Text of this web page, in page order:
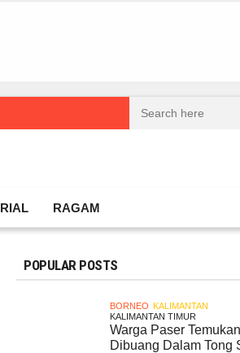
Kreatif Lokal Naik Kelas Gembel PPU
RAGAM
POPULAR POSTS
BORNEO KALIMANTAN
KALIMANTAN TIMUR
Warga Paser
Dibuang Dalam Tong